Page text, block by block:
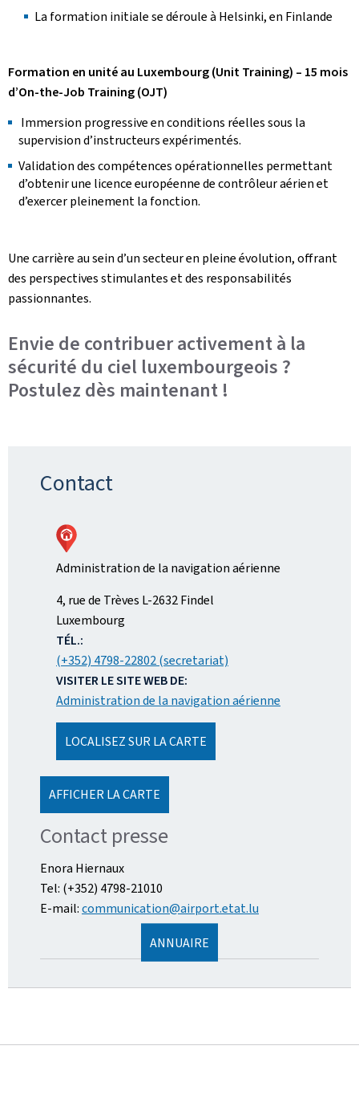
La formation initiale se déroule à Helsinki, en Finlande
Formation en unité au Luxembourg (Unit Training) – 15 mois
d’On-the-Job Training (OJT)
Immersion progressive en conditions réelles sous la
supervision d’instructeurs expérimentés.
Validation des compétences opérationnelles permettant
d’obtenir une licence européenne de contrôleur aérien et
d’exercer pleinement la fonction.
Une carrière au sein d’un secteur en pleine évolution, offrant
des perspectives stimulantes et des responsabilités
passionnantes.
Envie de contribuer activement à la
sécurité du ciel luxembourgeois ?
Postulez dès maintenant !
Contact
Administration de la navigation aérienne
ADRESSE
:
4, rue de Trèves L-2632Findel
Luxembourg
TÉL.:
(+352) 4798-22802 (secretariat)
VISITER LE SITE WEB DE:
Administration de la navigation aérienne
LOCALISEZ SUR LA CARTE
AFFICHER LA CARTE
Contact presse
Enora Hiernaux
Tel: (+352) 4798-21010
E-mail:communication@airport.etat.lu
ANNUAIRE